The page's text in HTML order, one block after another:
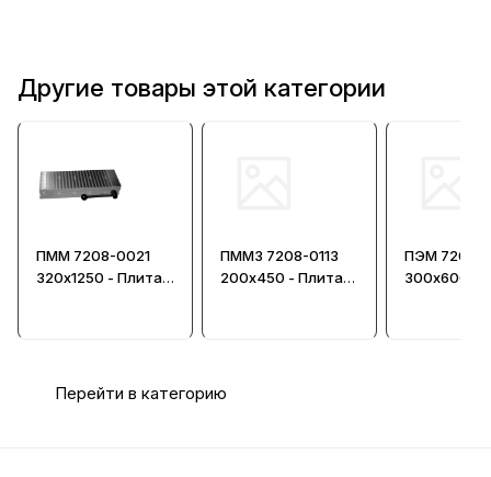
Другие товары этой категории
ПММ 7208-0021
320х1250 - Плита
ПММ3 7208-0113
200х450 - Плита
ПЭМ 7208-
300х600 -
Перейти в категорию